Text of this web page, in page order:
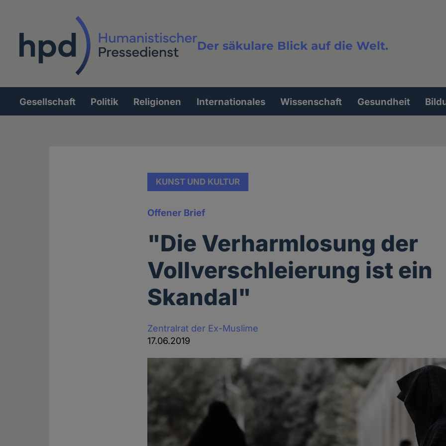
Der säkulare Blick auf die Welt.
Volltextsuche
Hauptnavigation
Gesellschaft Politik Religionen Internationales Wissenschaft Gesundheit
KUNST UND KULTUR
Offener Brief
"Die Verharmlosung der
Vollverschleierung ist ein
Skandal"
Zentralrat der Ex-Muslime
17.06.2019